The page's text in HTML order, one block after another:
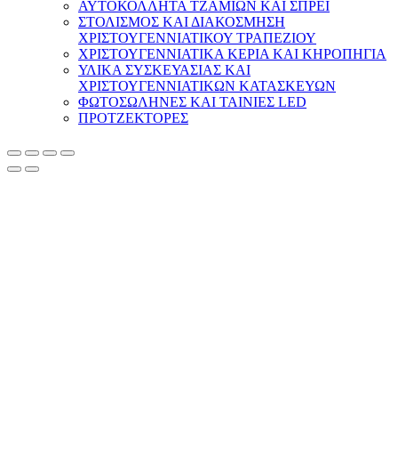
ΑΥΤΟΚΟΛΛΗΤΑ ΤΖΑΜΙΩΝ ΚΑΙ ΣΠΡΕΙ
ΣΤΟΛΙΣΜΟΣ ΚΑΙ ΔΙΑΚΟΣΜΗΣΗ
ΧΡΙΣΤΟΥΓΕΝΝΙΑΤΙΚΟΥ ΤΡΑΠΕΖΙΟΥ
ΧΡΙΣΤΟΥΓΕΝΝΙΑΤΙΚΑ ΚΕΡΙΑ ΚΑΙ ΚΗΡΟΠΗΓΙΑ
ΥΛΙΚΑ ΣΥΣΚΕΥΑΣΙΑΣ ΚΑΙ
ΧΡΙΣΤΟΥΓΕΝΝΙΑΤΙΚΩΝ ΚΑΤΑΣΚΕΥΩΝ
ΦΩΤΟΣΩΛΗΝΕΣ ΚΑΙ ΤΑΙΝΙΕΣ LED
ΠΡΟΤΖΕΚΤΟΡΕΣ